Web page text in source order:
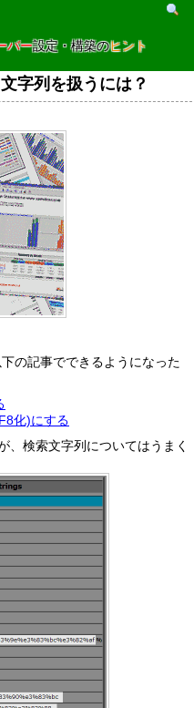
バー設定・構築のヒント
字列を扱うには？
の記事でできるようになった
化)にする
、検索文字列についてはうまく